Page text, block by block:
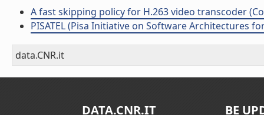
A fast skipping policy for H.263 video transcoder
PISATEL (Pisa Initiative on Software Architectures
data.CNR.it
DATA.CNR.IT BE